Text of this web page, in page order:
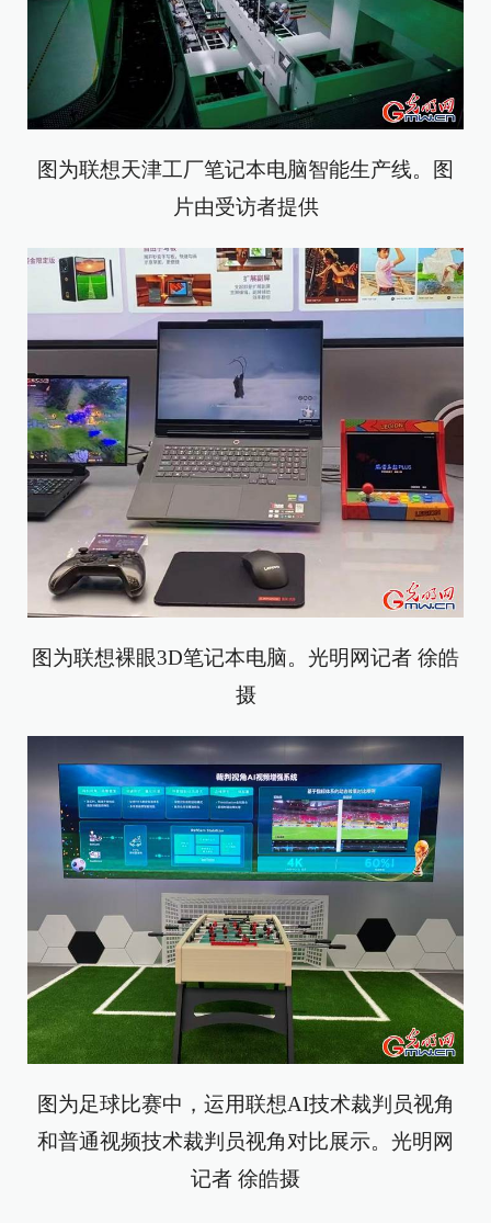
图为联想天津工厂笔记本电脑智能生产线。图
片由受访者提供
图为联想裸眼3D笔记本电脑。光明网记者 徐皓
摄
图为足球比赛中，运用联想AI技术裁判员视角
和普通视频技术裁判员视角对比展示。光明网
记者 徐皓摄